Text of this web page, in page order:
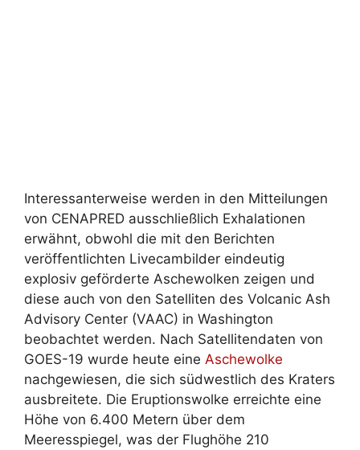
Interessanterweise werden in den Mitteilungen
von CENAPRED ausschließlich Exhalationen
erwähnt, obwohl die mit den Berichten
veröffentlichten Livecambilder eindeutig
explosiv geförderte Aschewolken zeigen und
diese auch von den Satelliten des Volcanic Ash
Advisory Center (VAAC) in Washington
beobachtet werden. Nach Satellitendaten von
GOES-19 wurde heute eine Aschewolke
nachgewiesen, die sich südwestlich des Kraters
ausbreitete. Die Eruptionswolke erreichte eine
Höhe von 6.400 Metern über dem
Meeresspiegel, was der Flughöhe 210